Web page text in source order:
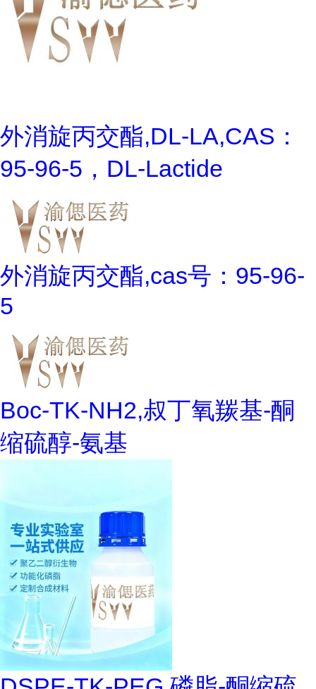
外消旋丙交酯,DL-LA,CAS：
95-96-5，DL-Lactide
外消旋丙交酯,cas号：95-96-
5
Boc-TK-NH2,叔丁氧羰基-酮
缩硫醇-氨基